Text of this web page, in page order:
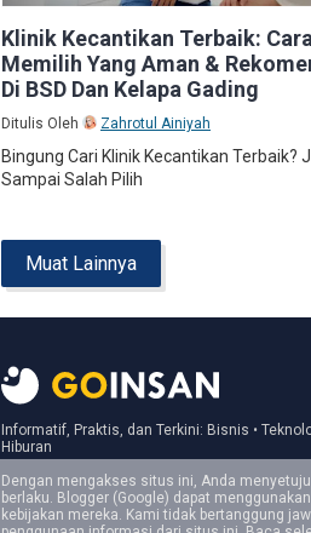
Klinik Kecantikan Terbaik: Cara
Memilih Yang Aman &
Di BSD Dan Kelapa Gading
Ditulis Oleh Zahrotul Ainiyah
Bingung Cari Klinik Kecantikan Terbaik?
Sampai Salah Pilih
Muat Lainnya
Informatif, Praktis, dan Terkini: Bisnis •
Hiburan
Dengan mengakses situs ini, Anda
berlaku. Blogger (Google) dapat
kebijakan mereka. Kami tidak bertanggung